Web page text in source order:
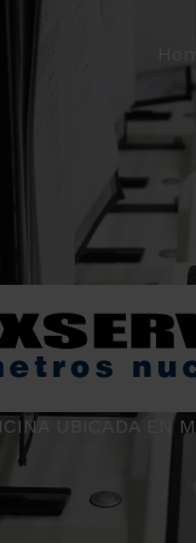
UBICADA EN